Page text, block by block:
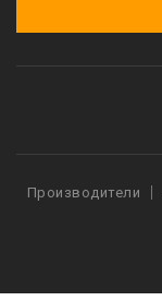
Производители